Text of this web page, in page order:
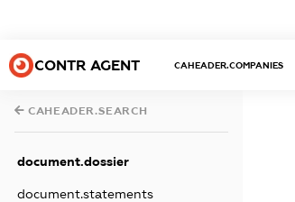
CONTR AGENT CAHEADER.COMPANIES
CAHEADER.SEARCH
document.dossier
document.statements